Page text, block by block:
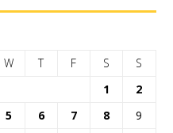
W T F S
S
1
2
5 6 7 8
9